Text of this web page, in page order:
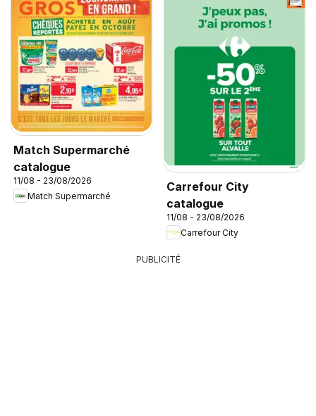
Match Supermarché
catalogue
11/08 - 23/08/2026
Match Supermarché
Carrefour City
catalogue
11/08 - 23/08/2026
Carrefour City
PUBLICITÉ